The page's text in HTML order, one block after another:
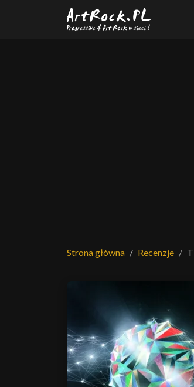
Przejdź do treści głównej
Strona główna Recenzje